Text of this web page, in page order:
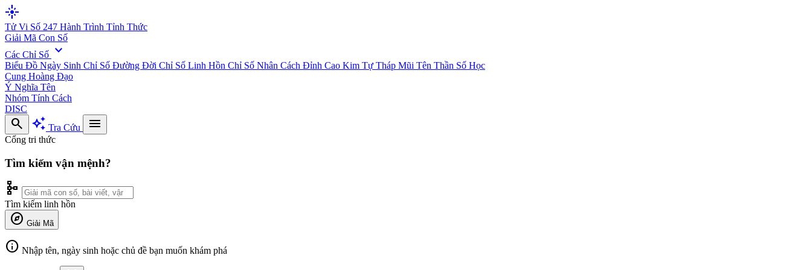
flare
Tử Vi Số 247 Hành Trình Tỉnh Thức
Giải Mã Con Số
Các Chỉ Số expand_more
Biểu Đồ Ngày Sinh Chỉ Số Đường Đời Chỉ Số Linh Hồn Chỉ Số Nhân Cách Đỉnh Cao Kim Tự Tháp Mũi Tên Thần Số Học
Cung Hoàng Đạo
Ý Nghĩa Tên
Nhóm Tính Cách
DISC
search auto_awesome Tra Cứu menu
Cổng tri thức
Tìm kiếm vận mệnh?
schema
Tìm kiếm linh hồn
explore Giải Mã
info Nhập tên, ngày sinh hoặc chủ đề bạn muốn khám phá